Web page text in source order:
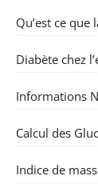
Qu’est ce que
Diabète chez
Informations
Calcul des
Indice de